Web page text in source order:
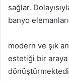
sağlar.
banyo
modern ve şık
estetiği bir araya